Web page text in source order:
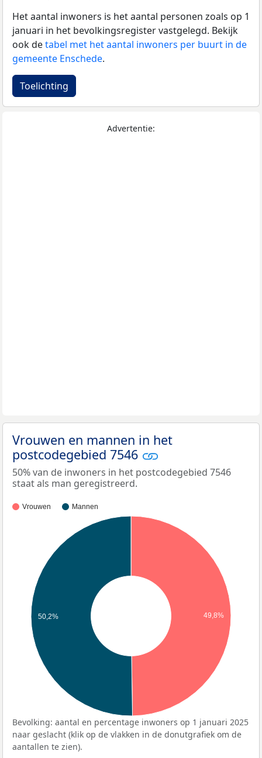
Het aantal inwoners is het aantal personen zoals op 1
januari in het bevolkingsregister vastgelegd. Bekijk
ook detabel met het aantal inwoners per buurt in de
gemeente Enschede.
Toelichting
Advertentie:
Vrouwen en mannen in het
postcodegebied 7546
50% van de inwoners in het postcodegebied 7546
staat als man geregistreerd.
Vrouwen Mannen
49,8%
50,2%
Bevolking: aantal en percentage inwoners op 1 januari 2025
naar geslacht (klik op de vlakken in de donutgrafiek om de
aantallen te zien).